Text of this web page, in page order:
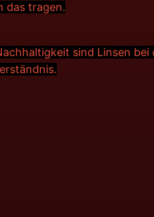
das tragen.
sind Linsen bei